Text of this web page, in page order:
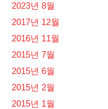
2023년 8월
2017년 12월
2016년 11월
2015년 7월
2015년 6월
2015년 2월
2015년 1월